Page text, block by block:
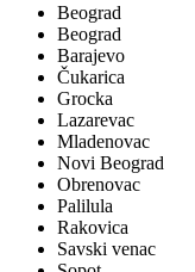
Beograd
Beograd
Barajevo
Čukarica
Grocka
Lazarevac
Mladenovac
Novi Beograd
Obrenovac
Palilula
Rakovica
Savski venac